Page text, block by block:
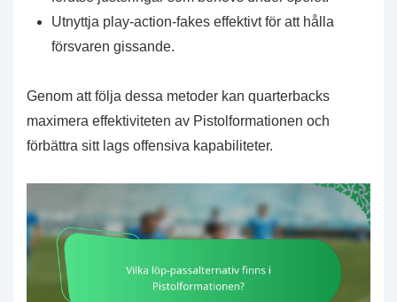
Utnyttja play-action-fakes effektivt för att hålla
försvaren gissande.
Genom att följa dessa metoder kan quarterbacks
maximera effektiviteten av Pistolformationen och
förbättra sitt lags offensiva kapabiliteter.